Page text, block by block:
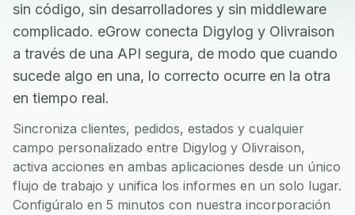
sin código, sin desarrolladores y sin middleware
complicado. eGrow conecta Digylog y Olivraison
a través de una API segura, de modo que cuando
sucede algo en una, lo correcto ocurre en la otra
en tiempo real.
Sincroniza clientes, pedidos, estados y cualquier
campo personalizado entre Digylog y Olivraison,
activa acciones en ambas aplicaciones desde un único
flujo de trabajo y unifica los informes en un solo lugar.
Configúralo en 5 minutos con nuestra incorporación